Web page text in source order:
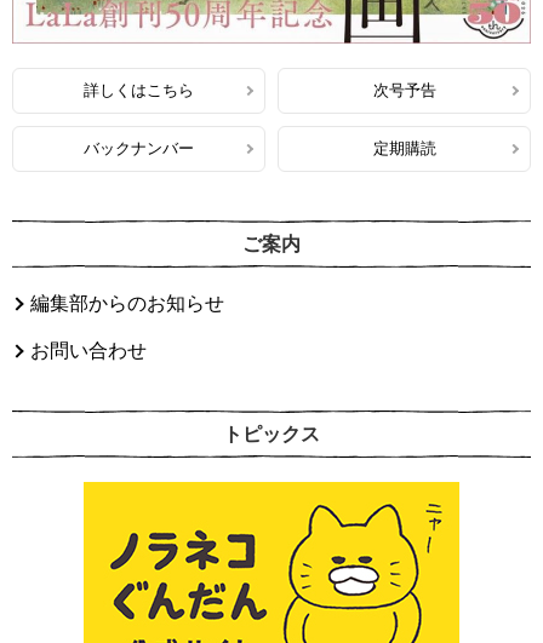
詳しくはこちら 次号予告
バックナンバー 定期購読
ご案内
編集部からのお知らせ
お問い合わせ
トピックス